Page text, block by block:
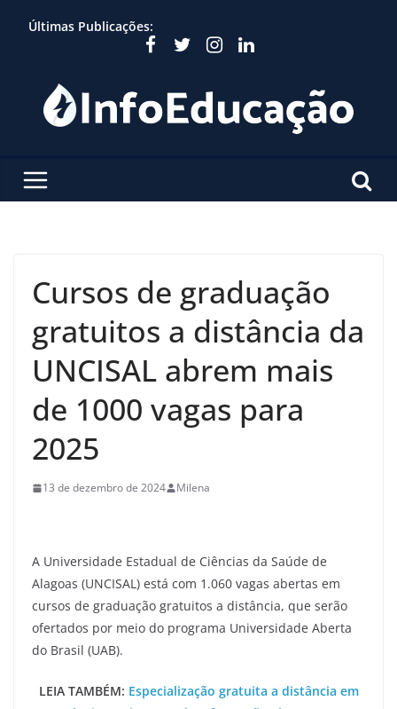
Últimas Publicações:
Cursos de graduação
gratuitos a distância da
UNCISAL abrem mais
de 1000 vagas para
2025
13 de dezembro de 2024 Milena
A Universidade Estadual de Ciências da Saúde de
Alagoas (UNCISAL) está com 1.060 vagas abertas em
cursos de graduação gratuitos a distância, que serão
ofertados por meio do programa Universidade Aberta
do Brasil (UAB).
LEIA TAMBÉM: Especialização gratuita a distância em